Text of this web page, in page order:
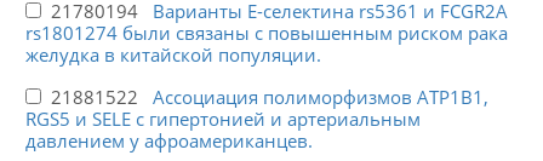
21780194 Варианты E-селектина rs5361 и FCGR2A
rs1801274 были связаны с повышенным риском рака
желудка в китайской популяции.
21881522 Ассоциация полиморфизмов ATP1B1,
RGS5 и SELE с гипертонией и артериальным
давлением у афроамериканцев.